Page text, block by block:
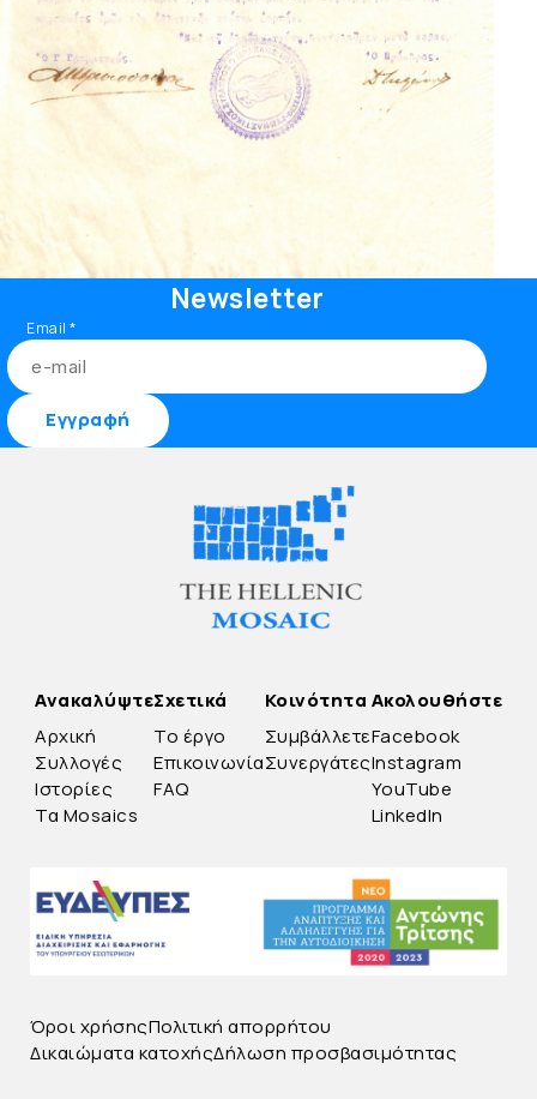
Newsletter
Email*
Ανακαλύψτε
Αρχική
Συλλογές
Ιστορίες
Τα Mosaics
Σχετικά
Το έργο
Επικοινωνία
FAQ
Κοινότητα
Συμβάλλετε
Συνεργάτες
Ακολουθήστε
Facebook
Instagram
YouTube
LinkedIn
Όροι χρήσηςΠολιτική απορρήτου
Δικαιώματα κατοχήςΔήλωση προσβασιμότητας